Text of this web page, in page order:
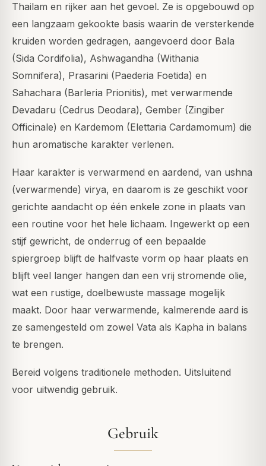
Thailam en rijker aan het gevoel. Ze is opgebouwd op
een langzaam gekookte basis waarin de versterkende
kruiden worden gedragen, aangevoerd door Bala
(Sida Cordifolia), Ashwagandha (Withania
Somnifera), Prasarini (Paederia Foetida) en
Sahachara (Barleria Prionitis), met verwarmende
Devadaru (Cedrus Deodara), Gember (Zingiber
Officinale) en Kardemom (Elettaria Cardamomum) die
hun aromatische karakter verlenen.
Haar karakter is verwarmend en aardend, van ushna
(verwarmende) virya, en daarom is ze geschikt voor
gerichte aandacht op één enkele zone in plaats van
een routine voor het hele lichaam. Ingewerkt op een
stijf gewricht, de onderrug of een bepaalde
spiergroep blijft de halfvaste vorm op haar plaats en
blijft veel langer hangen dan een vrij stromende olie,
wat een rustige, doelbewuste massage mogelijk
maakt. Door haar verwarmende, kalmerende aard is
ze samengesteld om zowel Vata als Kapha in balans
te brengen.
Bereid volgens traditionele methoden. Uitsluitend
voor uitwendig gebruik.
Gebruik